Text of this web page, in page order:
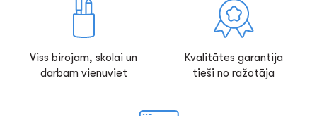
Viss birojam, skolai un
darbam vienuviet
Kvalitātes garantija
tieši no ražotāja